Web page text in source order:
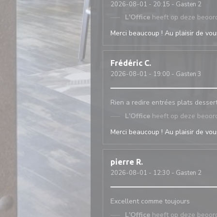
2026-08-01 - 20:15 - Gasten 2
L'Office heeft op deze
Merci beaucoup ! Au plaisir de
Frédéric C
2026-08-01 - 19:00 - Gasten 3
Rien a redire entrées plats
L'Office heeft op deze
Merci beaucoup ! Au plaisir de
pierre R
2026-08-01 - 12:30 - Gasten 2
Excellent comme toujours
L'Office heeft op deze